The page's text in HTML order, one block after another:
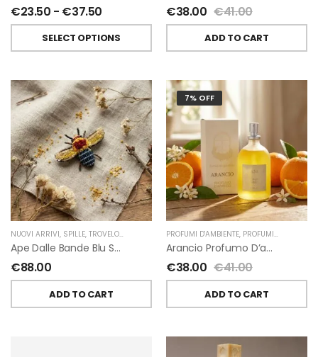
€23.50 - €37.50
SELECT OPTIONS
€38.00 €41.00
ADD TO CART
NUOVI ARRIVI, SPILLE, TROVELORE
Ape Dalle Bande Blu Spilla Decorata A Mano Di Trovelore
€88.00
ADD TO CART
7% OFF
PROFUMI D'AMBIENTE, PROFUMI D'AMBIENTE FIORIRA' UN GIARDINO
Arancio Profumo D’ambiente Di Fiorirà Un Giardino
€38.00 €41.00
ADD TO CART